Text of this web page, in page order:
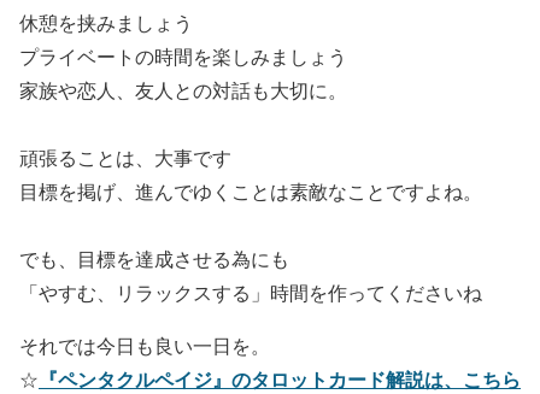
休憩を挟みましょう
プライベートの時間を楽しみましょう
家族や恋人、友人との対話も大切に。
頑張ることは、大事です
目標を掲げ、進んでゆくことは素敵なことですよね。
でも、目標を達成させる為にも
「やすむ、リラックスする」時間を作ってくださいね
それでは今日も良い一日を。
☆ 『ペンタクルペイジ』のタロットカード解説は、こちら